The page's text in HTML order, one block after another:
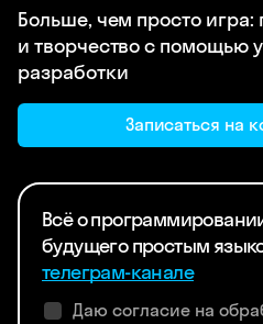
Больше, чем просто
и творчество с помощью
разработки
Записаться на
Всё о
будущего простым
телеграм-канале
Даю согласие на